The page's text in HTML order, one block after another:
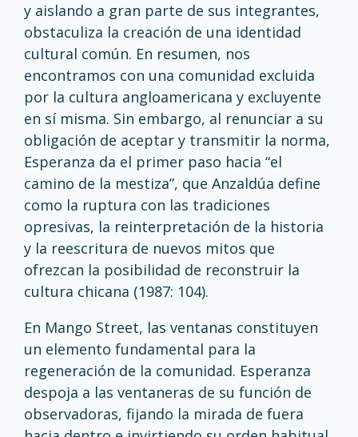
y aislando a gran parte de sus integrantes,
obstaculiza la creación de una identidad
cultural común. En resumen, nos
encontramos con una comunidad excluida
por la cultura angloamericana y excluyente
en sí misma. Sin embargo, al renunciar a su
obligación de aceptar y transmitir la norma,
Esperanza da el primer paso hacia “el
camino de la mestiza”, que Anzaldúa define
como la ruptura con las tradiciones
opresivas, la reinterpretación de la historia
y la reescritura de nuevos mitos que
ofrezcan la posibilidad de reconstruir la
cultura chicana (1987: 104).
En Mango Street, las ventanas constituyen
un elemento fundamental para la
regeneración de la comunidad. Esperanza
despoja a las ventaneras de su función de
observadoras, fijando la mirada de fuera